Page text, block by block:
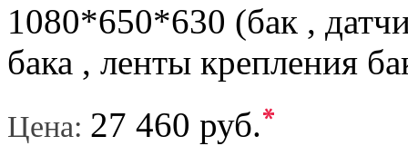
1080*650*630 (бак ,
бака , ленты крепления
Цена: 27 460 руб.*